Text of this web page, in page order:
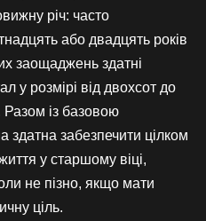
річ: часто
або двадцять років
заощаджень здатні
у розмірі від двохсот до
Разом із базовою
забезпечити цілком
у старшому віці,
не пізно, якщо мати
ціль.